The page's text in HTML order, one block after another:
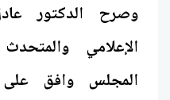
وصرح الدكتور
الإعلامي
المجلس وافق على